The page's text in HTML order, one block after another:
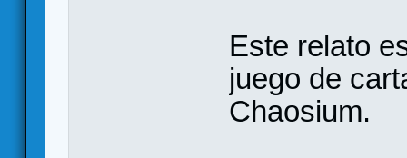
Este relato
juego de
Chaosium.